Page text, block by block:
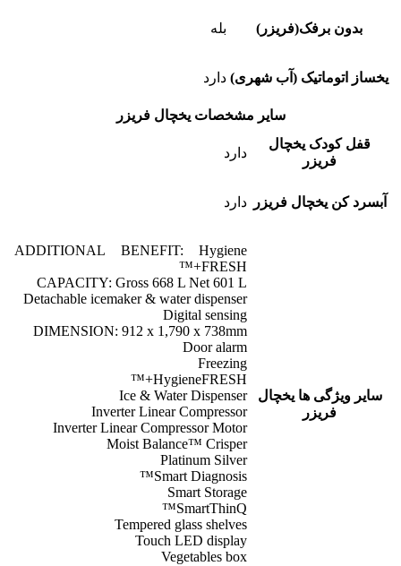
بدون برفک(فریزر) بله
یخساز اتوماتیک (آب شهری) دارد
سایر مشخصات یخچال فریزر
قفل کودک یخچال
فریزر
دارد
آبسرد کن یخچال فریزر دارد
سایر ویژگی ها یخچال
فریزر
ADDITIONAL BENEFIT: Hygiene
FRESH+™
CAPACITY: Gross 668 L Net 601 L
Detachable icemaker & water dispenser
Digital sensing
DIMENSION: 912 x 1,790 x 738mm
Door alarm
Freezing
HygieneFRESH+™
Ice & Water Dispenser
Inverter Linear Compressor
Inverter Linear Compressor Motor
Moist Balance™ Crisper
Platinum Silver
Smart Diagnosis™
Smart Storage
SmartThinQ™
Tempered glass shelves
Touch LED display
Vegetables box